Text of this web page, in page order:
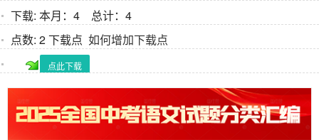
下载: 本月：4 总计：4
点数: 2 下载点 如何增加下载点
点此下载